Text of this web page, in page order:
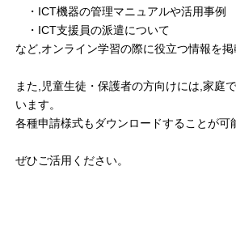
・ICT機器の管理マニュアルや活用事例
・ICT支援員の派遣について
など,オンライン学習の際に役立つ情報を掲
また,児童生徒・保護者の方向けには,家庭
います。
各種申請様式もダウンロードすることが可
ぜひご活用ください。